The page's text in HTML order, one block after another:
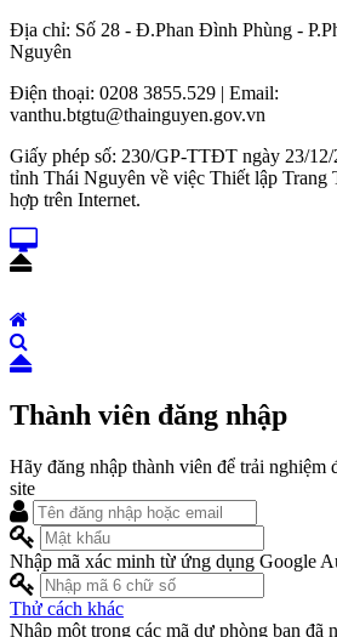
Địa chỉ: Số 28 - Đ.Phan Đình Phùng -
Nguyên
Điện thoại: 0208 3855.529 | Email:
vanthu.btgtu@thainguyen.gov.vn
Giấy phép số: 230/GP-TTĐT ngày 23/
tỉnh Thái Nguyên về việc Thiết lập Trang
hợp trên Internet.
Thành viên đăng nhập
Hãy đăng nhập thành viên để trải nghiệm
site
Nhập mã xác minh từ ứng dụng Google
Thử cách khác
Nhập một trong các mã dự phòng bạn đã